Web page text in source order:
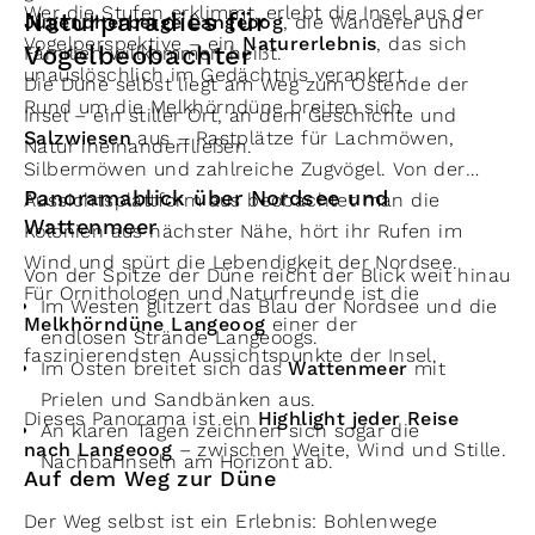
Wer die Stufen erklimmt, erlebt die Insel aus der
Vogelperspektive – ein Naturerlebnis, das sich
unauslöschlich im Gedächtnis verankert.
Jugendherberge Langeoog, die Wanderer und
Familien willkommen heißt.
Die Düne selbst liegt am Weg zum Ostende der
Insel – ein stiller Ort, an dem Geschichte und
Natur ineinanderfließen.
Naturparadies für
Vogelbeobachter
Rund um die Melkhörndüne breiten sich
Salzwiesenaus – Rastplätze für Lachmöwen,
Silbermöwen und zahlreiche Zugvögel. Von der
Aussichtsplattform aus beobachtet man die
Kolonien aus nächster Nähe, hört ihr Rufen im
Wind und spürt die Lebendigkeit der Nordsee.
Für Ornithologen und Naturfreunde ist die
Melkhörndüne Langeoog einer der
faszinierendsten Aussichtspunkte der Insel.
Panoramablick über Nordsee und
Wattenmeer
Von der Spitze der Düne reicht der Blick weit hinaus:
Im Westen glitzert das Blau der Nordsee und die
endlosen Strände Langeoogs.
Im Osten breitet sich dasWattenmeermit
Prielen und Sandbänken aus.
An klaren Tagen zeichnen sich sogar die
Nachbarinseln am Horizont ab.
Dieses Panorama ist ein Highlight jeder Reise
nach Langeoog – zwischen Weite, Wind und Stille.
Auf dem Weg zur Düne
Der Weg selbst ist ein Erlebnis: Bohlenwege